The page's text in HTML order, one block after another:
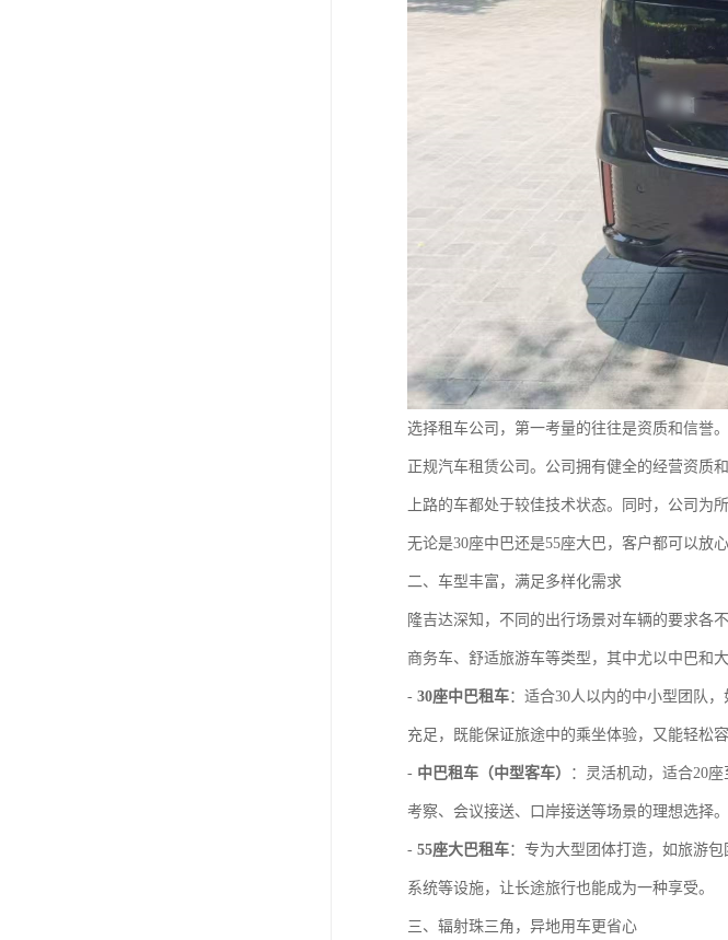
选择租车公司，第一考量的往往是资质和信誉
正规汽车租赁公司。公司拥有健全的经营资质
上路的车都处于较佳技术状态。同时，公司为
无论是30座中巴还是55座大巴，客户都可以放
二、车型丰富，满足多样化需求
隆吉达深知，不同的出行场景对车辆的要求各
商务车、舒适旅游车等类型，其中尤以中巴和
- 30座中巴租车：适合30人以内的中小型团队
充足，既能保证旅途中的乘坐体验，又能轻松
- 中巴租车（中型客车） ：灵活机动，适合20
考察、会议接送、口岸接送等场景的理想选择。
- 55座大巴租车：专为大型团体打造，如旅游
系统等设施，让长途旅行也能成为一种享受。
三、辐射珠三角，异地用车更省心